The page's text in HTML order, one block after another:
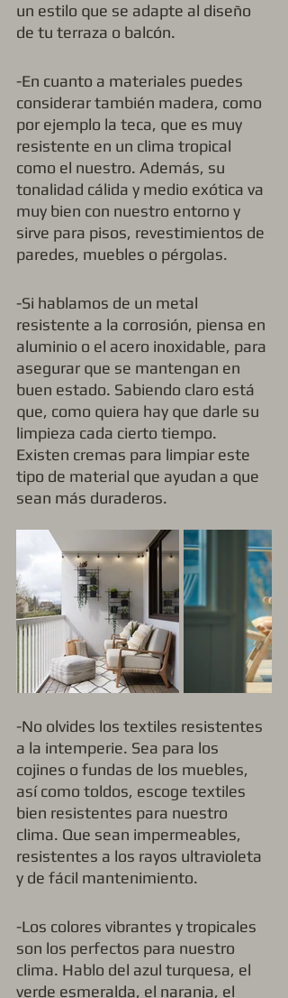
un estilo que se adapte al diseño
de tu terraza o balcón.
-En cuanto a materiales puedes
considerar también madera, como
por ejemplo la teca, que es muy
resistente en un clima tropical
como el nuestro. Además, su
tonalidad cálida y medio exótica va
muy bien con nuestro entorno y
sirve para pisos, revestimientos de
paredes, muebles o pérgolas.
-Si hablamos de un metal
resistente a la corrosión, piensa en
aluminio o el acero inoxidable, para
asegurar que se mantengan en
buen estado. Sabiendo claro está
que, como quiera hay que darle su
limpieza cada cierto tiempo.
Existen cremas para limpiar este
tipo de material que ayudan a que
sean más duraderos.
-No olvides los textiles resistentes
a la intemperie. Sea para los
cojines o fundas de los muebles,
así como toldos, escoge textiles
bien resistentes para nuestro
clima. Que sean impermeables,
resistentes a los rayos ultravioleta
y de fácil mantenimiento.
-Los colores vibrantes y tropicales
son los perfectos para nuestro
clima. Hablo del azul turquesa, el
verde esmeralda, el naranja, el